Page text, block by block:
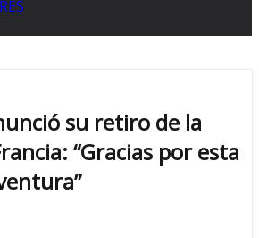
su retiro de la
“Gracias por esta